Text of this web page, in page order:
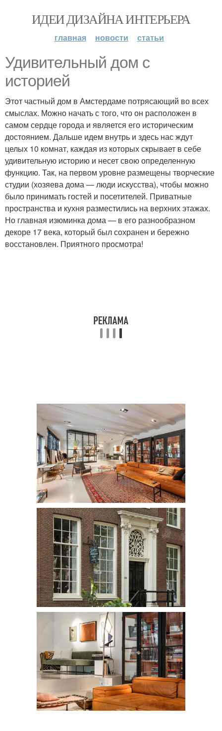
ИДЕИ ДИЗАЙНА ИНТЕРЬЕРА
главная новости статьи
Удивительный дом с
историей
Этот частный дом в Амстердаме потрясающий во всех
смыслах. Можно начать с того, что он расположен в
самом сердце города и является его историческим
достоянием. Дальше идем внутрь и здесь нас ждут
целых 10 комнат, каждая из которых скрывает в себе
удивительную историю и несет свою определенную
функцию. Так, на первом уровне размещены творческие
студии (хозяева дома — люди искусства), чтобы можно
было принимать гостей и посетителей. Приватные
пространства и кухня разместились на верхних этажах.
Но главная изюминка дома — в его разнообразном
декоре 17 века, который был сохранен и бережно
восстановлен. Приятного просмотра!